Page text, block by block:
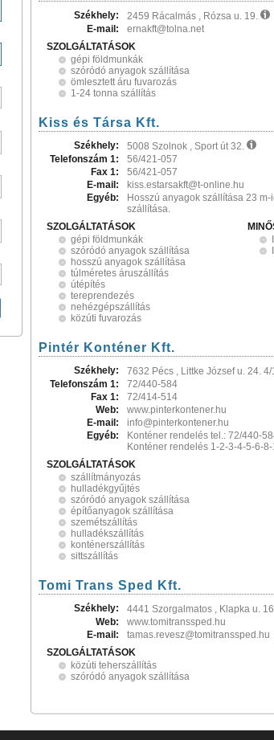
Székhely:
2459 Rácalmás , Rózsa u. 19.
E-mail:
ernakft@tolna.net
SZOLGÁLTATÁSOK
gépi földmunkák
szóródó anyagok szállítása
ömlesztett áru fuvarozás
1-24 tonna szállítás
Kiss és Társa Kft.
Székhely:
5008 Szolnok , Sport út 32.
Telefonszám 1:
56/421-057
Fax 1:
56/421-057
E-mail:
kiss.estarsakft@t-online.hu
Egyéb:
Hosszú anyagok szállítása 23
szállítása.
SZOLGÁLTATÁSOK
gépi földmunkák
szóródó anyagok szállítása
hosszú anyagok szállítása
túlméretes áruszállítás
útépítés
tereprendezés
nehézgépszállítás
közúti fuvarozás
Pintér Konténer Kft.
Székhely:
7632 Pécs , Littke József u. 24. 4/
Telefonszám 1:
72/440-584
Fax 1:
72/414-514
Web:
www.pinterkontener.hu
E-mail:
info@pinterkontener.hu
Egyéb:
Konténer rendelés tel.: 72/440-
Konténer rendelés 1-2-3-4-5-6-
SZOLGÁLTATÁSOK
szállítmányozás
hulladékgyűjtés
szóródó anyagok szállítása
építőanyagok szállítása
szemétszállítás
hulladékszállítás
konténerszállítás
sittszállítás
Tomi Trans Sped Kft.
Székhely:
4441 Szorgalmatos , Klapka u.
Web:
www.tomitranssped.hu
E-mail:
tamas.revesz@tomitranssped.hu
SZOLGÁLTATÁSOK
közúti teherszállítás
szóródó anyagok szállítása